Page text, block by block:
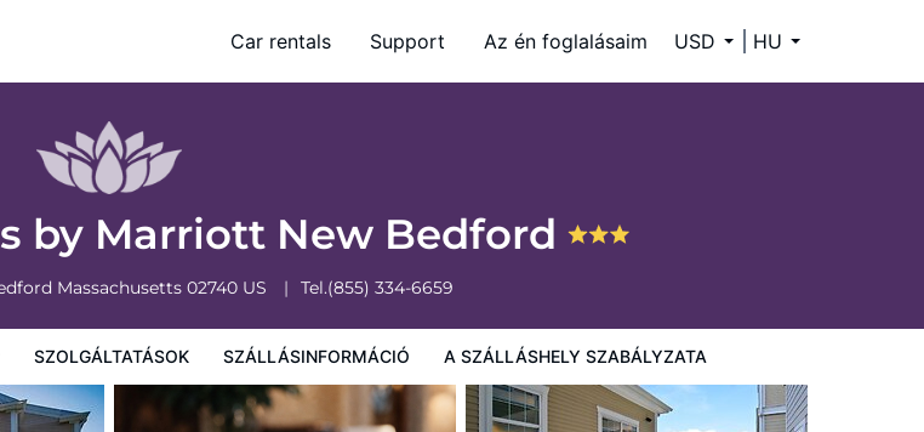
Car rentals Support Az én foglalásaim USD HU
by Marriott New Bedford
Massachusetts 02740 US Tel.(855) 334-6659
SZOLGÁLTATÁSOK SZÁLLÁSINFORMÁCIÓ A SZÁLLÁSHELY SZABÁLYZATA
A szálláshely szabályzata